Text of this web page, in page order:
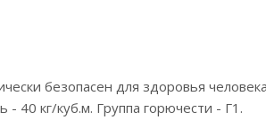
безопасен для здоровья
40 кг/куб.м. Группа горючести - Г1.